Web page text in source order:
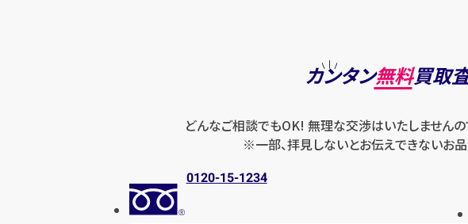
カンタン無料買取
どんなご相談でもOK! 無理な交渉はいたしませんの
※一部、拝見しないとお伝えできないお品
0120-15-1234